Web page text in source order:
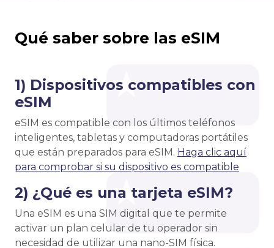
Qué saber sobre las eSIM
1) Dispositivos compatibles con
eSIM
eSIM es compatible con los últimos teléfonos
inteligentes, tabletas y computadoras portátiles
que están preparados para eSIM. Haga clic aquí
para comprobar si su dispositivo es compatible
2) ¿Qué es una tarjeta eSIM?
Una eSIM es una SIM digital que te permite
activar un plan celular de tu operador sin
necesidad de utilizar una nano-SIM física.